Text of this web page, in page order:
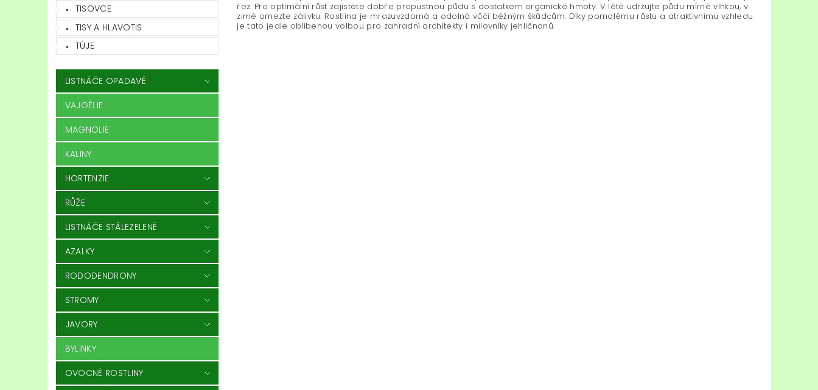
TISOVCE
TISY A HLAVOTIS
TÚJE
LISTNÁČE OPADAVÉ
VAJGÉLIE
MAGNOLIE
KALINY
HORTENZIE
RŮŽE
LISTNÁČE STÁLEZELENÉ
AZALKY
RODODENDRONY
STROMY
JAVORY
BYLINKY
OVOCNÉ ROSTLINY
řez. Pro optimální růst zajistěte dobře propustnou půdu s dostatkem organické hmoty. V létě udržujte půdu mírně vlhkou, v
zimě omezte zálivku. Rostlina je mrazuvzdorná a odolná vůči běžným škůdcům. Díky pomalému růstu a atraktivnímu vzhledu
je tato jedle oblíbenou volbou pro zahradní architekty i milovníky jehličnanů.